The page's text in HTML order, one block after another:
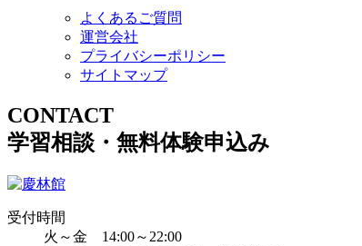
よくあるご質問
運営会社
プライバシーポリシー
サイトマップ
CONTACT
学習相談・無料体験申込み
受付時間
火～金 14:00～22:00